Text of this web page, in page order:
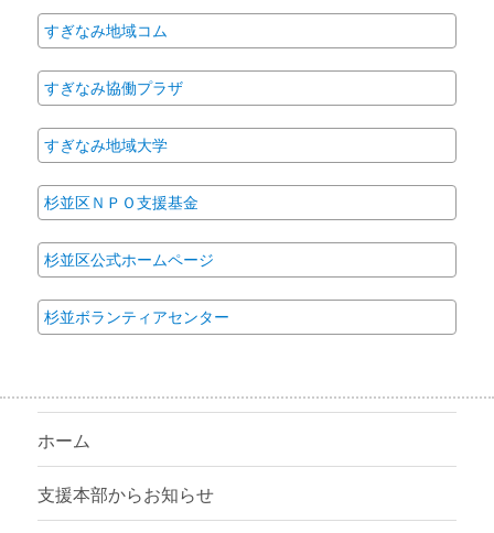
象:
すぎなみ地域コム
すぎなみ協働プラザ
すぎなみ地域大学
杉並区ＮＰＯ支援基金
杉並区公式ホームページ
杉並ボランティアセンター
ホーム
支援本部からお知らせ